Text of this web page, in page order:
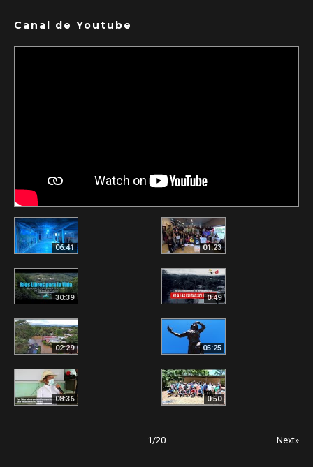
Canal de Youtube
06:41 01:23
30:39 0:49
02:29 05:25
08:36 0:50
1 /20 Next»